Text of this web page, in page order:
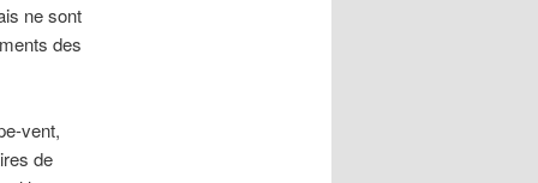
ne sont
des
vent,
de